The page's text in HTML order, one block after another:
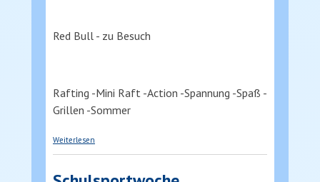
Red Bull - zu Besuch
Rafting -Mini Raft -Action -Spannung -Spaß -
Grillen -Sommer
Weiterlesen